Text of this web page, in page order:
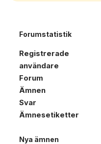
Forumstatistik
Registrerade
användare
Forum
Ämnen
Svar
Ämnesetiketter
Nya ämnen